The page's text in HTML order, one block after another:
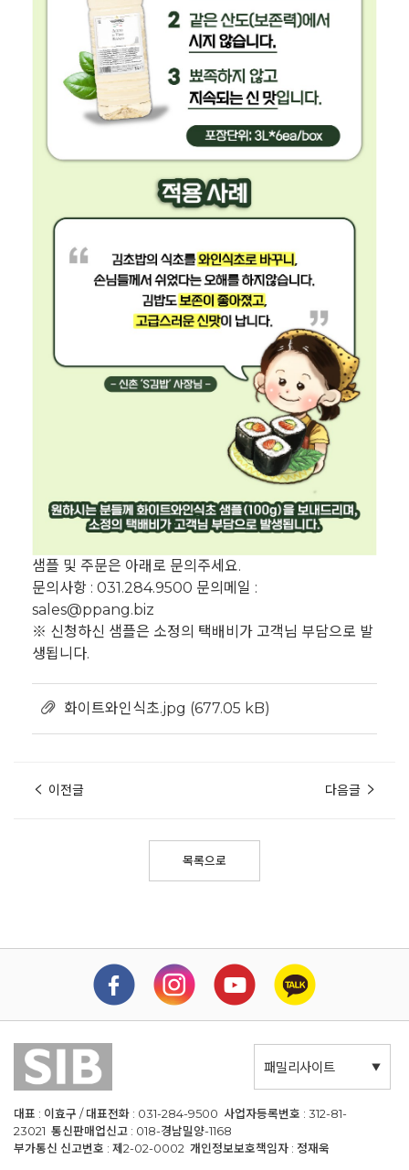
샘플 및 주문은 아래로 문의주세요.
문의사항 : 031.284.9500 문의메일 :
sales@ppang.biz
※ 신청하신 샘플은 소정의 택배비가 고객님 부담으로 발
생됩니다.
화이트와인식초.jpg (677.05 kB)
이전글 다음글
목록으로
패밀리사이트
대표 : 이효구 / 대표전화 : 031-284-9500 사업자등록번호 : 312-81-
23021 통신판매업신고 : 018-경남밀양-1168
부가통신 신고번호 : 제2-02-0002 개인정보보호책임자 : 정재욱